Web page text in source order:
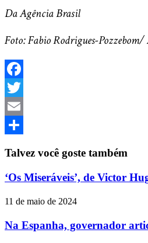
Da Agência Brasil
Foto: Fabio Rodrigues-
Facebook
Twitter
Email
Talvez você goste também
‘Os Miseráveis’, de Victor
11 de maio de 2024
Na Espanha, governador